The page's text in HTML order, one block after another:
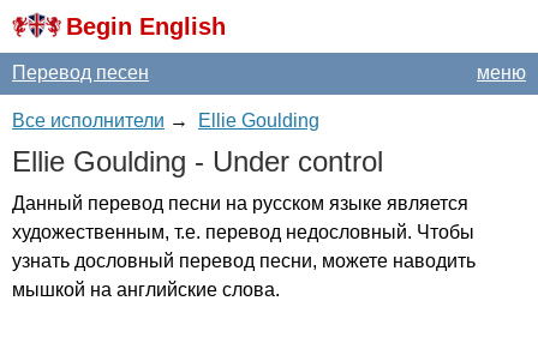
Begin English
меню
Перевод песен
Все исполнители → Ellie Goulding
Ellie Goulding - Under control
Данный перевод песни на русском языке является
художественным, т.е. перевод недословный. Чтобы
узнать дословный перевод песни, можете наводить
мышкой на английские слова.